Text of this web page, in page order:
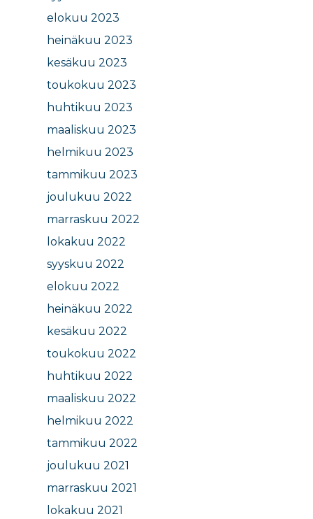
elokuu 2023
heinäkuu 2023
kesäkuu 2023
toukokuu 2023
huhtikuu 2023
maaliskuu 2023
helmikuu 2023
tammikuu 2023
joulukuu 2022
marraskuu 2022
lokakuu 2022
syyskuu 2022
elokuu 2022
heinäkuu 2022
kesäkuu 2022
toukokuu 2022
huhtikuu 2022
maaliskuu 2022
helmikuu 2022
tammikuu 2022
joulukuu 2021
marraskuu 2021
lokakuu 2021